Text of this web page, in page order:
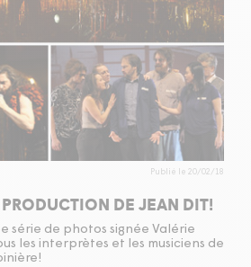
Publié le 20/02/18
DE JEAN DIT!
série de photos signée Valérie
les interprètes et les musiciens de